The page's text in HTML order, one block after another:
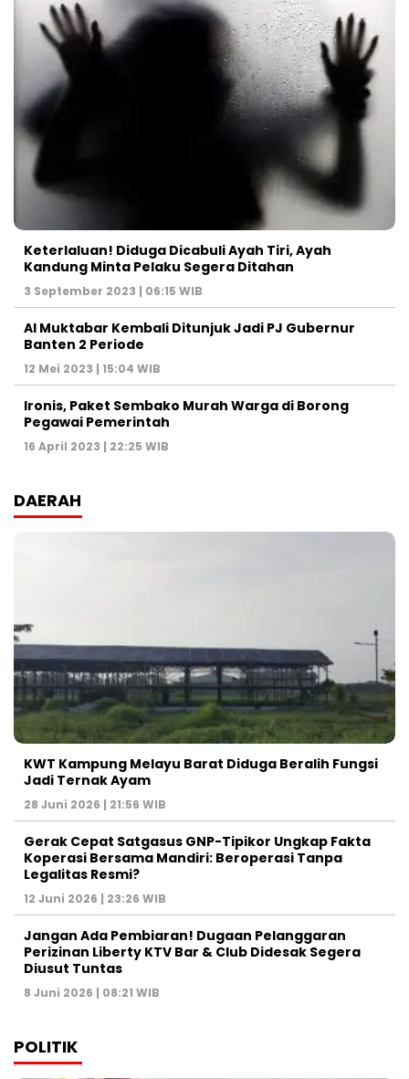
Keterlaluan! Diduga Dicabuli Ayah Tiri, Ayah
Kandung Minta Pelaku Segera Ditahan
3 September 2023 | 06:15 WIB
Al Muktabar Kembali Ditunjuk Jadi PJ Gubernur
Banten 2 Periode
12 Mei 2023 | 15:04 WIB
Ironis, Paket Sembako Murah Warga di Borong
Pegawai Pemerintah
16 April 2023 | 22:25 WIB
DAERAH
KWT Kampung Melayu Barat Diduga Beralih Fungsi
Jadi Ternak Ayam
28 Juni 2026 | 21:56 WIB
Gerak Cepat Satgasus GNP-Tipikor Ungkap Fakta
Koperasi Bersama Mandiri: Beroperasi Tanpa
Legalitas Resmi?
12 Juni 2026 | 23:26 WIB
Jangan Ada Pembiaran! Dugaan Pelanggaran
Perizinan Liberty KTV Bar & Club Didesak Segera
Diusut Tuntas
8 Juni 2026 | 08:21 WIB
POLITIK